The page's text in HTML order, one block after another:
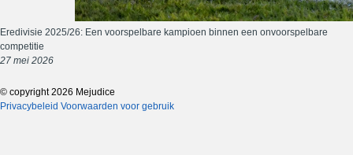
Eredivisie 2025/26: Een voorspelbare kampioen binnen een onvoorspelbare
competitie
27 mei 2026
© copyright 2026 Mejudice
Privacybeleid Voorwaarden voor gebruik